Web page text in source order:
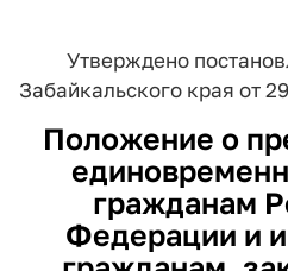
Утверждено
Забайкальского края от
Положение о
гражданам
Федерации и